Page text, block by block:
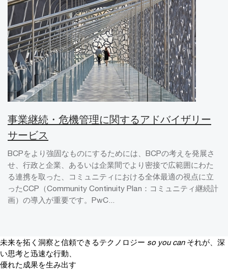
事業継続・危機管理に関するアドバイザリー
サービス
BCPをより強固なものにするためには、BCPの考えを発展さ
せ、行政と企業、あるいは企業間でより密接で広範囲にわた
る連携を取った、コミュニティにおける全体最適の視点に立
ったCCP（Community Continuity Plan：コミュニティ継続計
画）の導入が重要です。PwC...
未来を拓く洞察と信頼できるテクノロジー so you can それが、深
い思考と迅速な行動、
優れた成果を生み出す